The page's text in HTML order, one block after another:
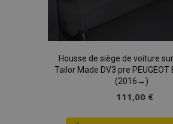
Housse de siège de voiture
Tailor Made DV3 pre PEUGEOT
(2016→)
111,00 €